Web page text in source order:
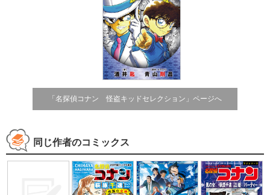
「名探偵コナン 怪盗キッドセレクション」ページへ
同じ作者のコミックス